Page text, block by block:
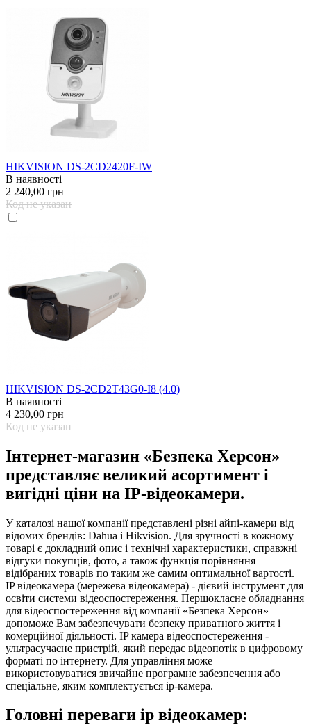
HIKVISION DS-2CD2420F-IW
В наявності
2 240,00 грн
Код не указан
HIKVISION DS-2CD2T43G0-I8 (4.0)
В наявності
4 230,00 грн
Код не указан
Інтернет-магазин «Безпека Херсон»
представляє великий асортимент і
вигідні ціни на IP-відеокамери.
У каталозі нашої компанії представлені різні айпі-камери від
відомих брендів: Dahua і Hikvision. Для зручності в кожному
товарі є докладний опис і технічні характеристики, справжні
відгуки покупців, фото, а також функція порівняння
відібраних товарів по таким же самим оптимальної вартості.
IP відеокамера (мережева відеокамера) - дієвий інструмент для
освіти системи відеоспостереження. Першокласне обладнання
для відеоспостереження від компанії «Безпека Херсон»
допоможе Вам забезпечувати безпеку приватного життя і
комерційної діяльності. IP камера відеоспостереження -
ультрасучасне пристрій, який передає відеопотік в цифровому
форматі по інтернету. Для управління може
використовуватися звичайне програмне забезпечення або
спеціальне, яким комплектується ip-камера.
Головні переваги ip відеокамер: